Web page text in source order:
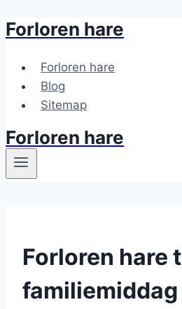
Fortsæt
indhold
Forloren hare
Forloren hare
Blog
Sitemap
Forloren hare
Forloren hare
familiemiddag